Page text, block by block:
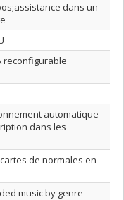
dans un
reconfigurable
automatique
dans les
de normales en
music by genre